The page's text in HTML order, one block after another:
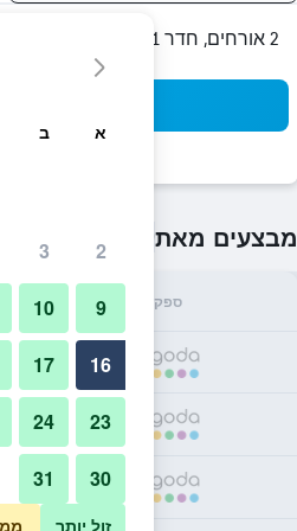
2 אורחים, חדר 1
מבצעים מאת₪319
ספק
א ב
2
3
9
10
16
17
23
24
30
31
זול יותר